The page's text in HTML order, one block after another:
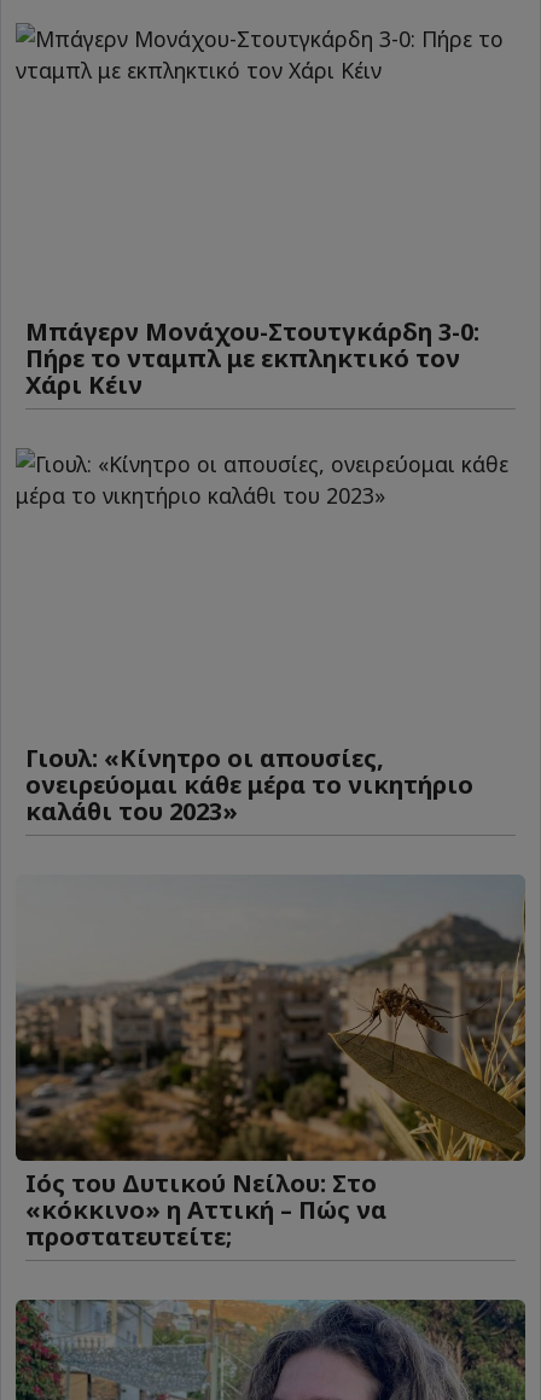
Μπάγερν Μονάχου-Στουτγκάρδη 3-0:
Πήρε το νταμπλ με εκπληκτικό τον
Χάρι Κέιν
Γιουλ: «Κίνητρο οι απουσίες,
ονειρεύομαι κάθε μέρα το νικητήριο
καλάθι του 2023»
Ιός του Δυτικού Νείλου: Στο
«κόκκινο» η Αττική – Πώς να
προστατευτείτε;